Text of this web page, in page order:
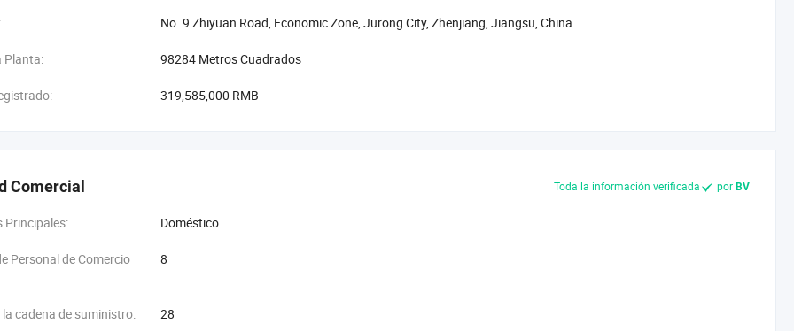
No. 9 Zhiyuan Road, Economic Zone, Jurong City, Zhenjiang, Jiangsu, China
Planta: 98284 Metros Cuadrados
319,585,000 RMB
Comercial Toda la información verificada por BV
Principales: Doméstico
Personal de Comercio
8
la cadena de suministro: 28